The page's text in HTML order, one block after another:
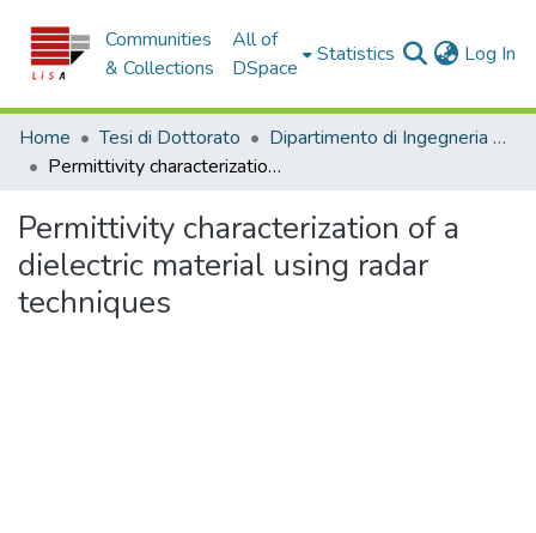
Communities
& Collections
All of
DSpace
Statistics Log In
Home Tesi di Dottorato
Dipartimento di Ingegneria Informatica, Modellistica, Elettronica e Sistemistica - Tesi di Dottorato
Permittivity characterization of a dielectric material using radar techniques
Permittivity characterization of a
dielectric material using radar
techniques